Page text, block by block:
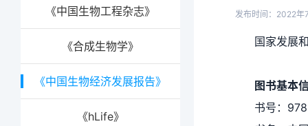
《中国生物工程杂志》
《合成生物学》
《中国生物经济发展报告》
《hLife》
发布时间：2022年
国家发展
图书基本
书号：